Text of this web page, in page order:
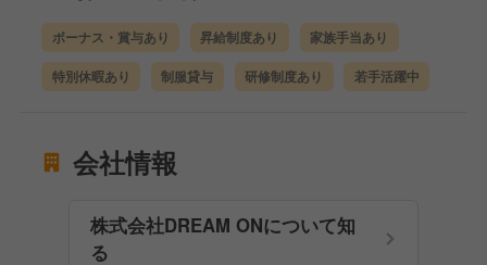
ボーナス・賞与あり 昇給制度あり 家族手当あり
特別休暇あり 制服貸与 研修制度あり 若手活躍中
会社情報
株式会社DREAM ONについて知
る